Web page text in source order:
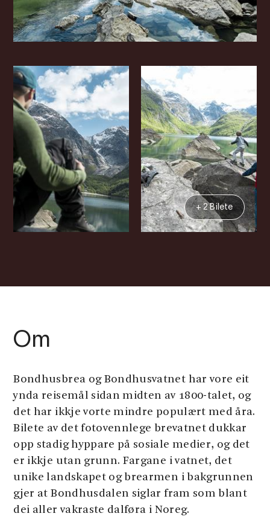
+ 2 Bilete
Om
Bondhusbrea og Bondhusvatnet har vore eit
ynda reisemål sidan midten av 1800-talet, og
det har ikkje vorte mindre populært med åra.
Bilete av det fotovennlege brevatnet dukkar
opp stadig hyppare på sosiale medier, og det
er ikkje utan grunn. Fargane i vatnet, det
unike landskapet og brearmen i bakgrunnen
gjer at Bondhusdalen siglar fram som blant
dei aller vakraste dalføra i Noreg.